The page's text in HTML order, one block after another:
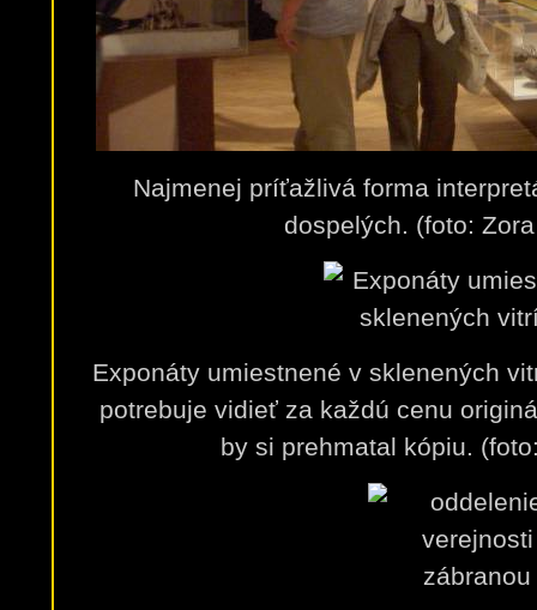
Najmenej príťažlivá forma
dospelých. (foto:
Exponáty umiestnené v sklenených
potrebuje vidieť za každú cenu
by si prehmatal kópiu.